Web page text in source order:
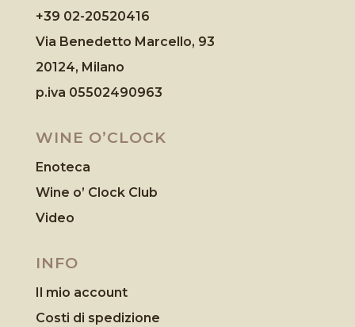
+39 02-20520416
Via Benedetto Marcello, 93
20124, Milano
p.iva 05502490963
WINE O’CLOCK
Enoteca
Wine o’ Clock Club
Video
INFO
Il mio account
Costi di spedizione